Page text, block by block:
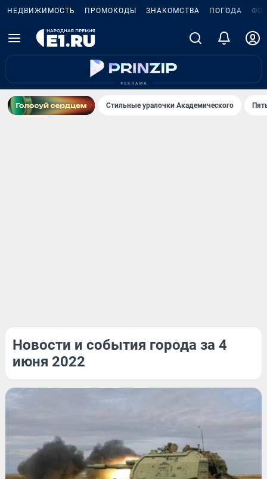
НЕДВИЖИМОСТЬ ПРОМОКОДЫ ЗНАКОМСТВА ПОГОДА
Стильные уралочки Академического
Новости и события города за 4
июня 2022